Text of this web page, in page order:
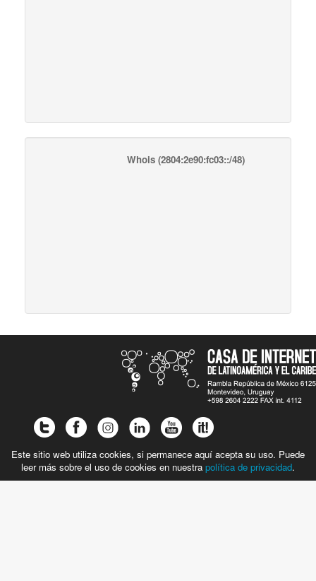
Whois (2804:2e90:fc03::/48)
Este sitio web utiliza cookies, si permanece aquí acepta su uso. Puede
leer más sobre el uso de cookies en nuestra política de privacidad.